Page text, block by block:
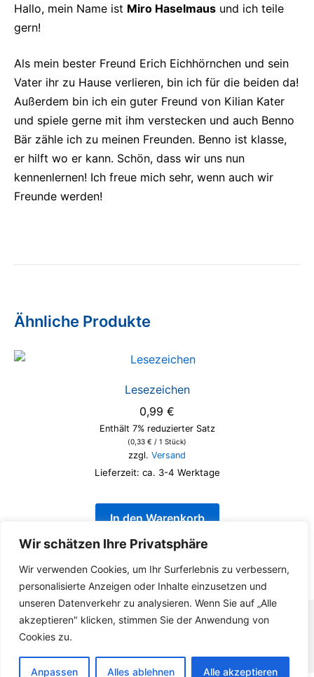
Wir schätzen Ihre Privatsphäre
Wir verwenden Cookies, um Ihr Surferlebnis zu verbessern,
personalisierte Anzeigen oder Inhalte einzusetzen und
unseren Datenverkehr zu analysieren. Wenn Sie auf „Alle
akzeptieren" klicken, stimmen Sie der Anwendung von
Cookies zu.
Anpassen Alles ablehnen Alle akzeptieren
Hallo, mein Name ist Miro Haselmaus und ich teile
gern!
Als mein bester Freund Erich Eichhörnchen und sein
Vater ihr zu Hause verlieren, bin ich für die beiden da!
Außerdem bin ich ein guter Freund von Kilian Kater
und spiele gerne mit ihm verstecken und auch Benno
Bär zähle ich zu meinen Freunden. Benno ist klasse,
er hilft wo er kann. Schön, dass wir uns nun
kennenlernen! Ich freue mich sehr, wenn auch wir
Freunde werden!
Ähnliche Produkte
Lesezeichen
0,99 €
Enthält 7% reduzierter Satz
(0,33 € / 1 Stück)
zzgl. Versand
Lieferzeit: ca. 3-4 Werktage
In den Warenkorb
Copyright © 2026360GradEltern— powered by